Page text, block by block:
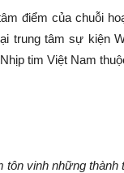
điểm của chuỗi
trung tâm sự kiện
tim Việt Nam
tôn vinh những